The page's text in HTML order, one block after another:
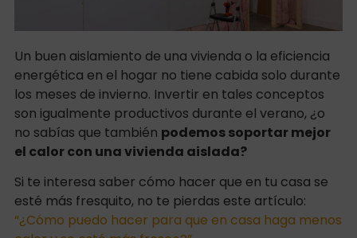
Un buen aislamiento de una vivienda o la eficiencia
energética en el hogar no tiene cabida solo durante
los meses de invierno. Invertir en tales conceptos
son igualmente productivos durante el verano, ¿o
no sabías que también podemos soportar mejor
el calor con una vivienda aislada?
Si te interesa saber cómo hacer que en tu casa se
esté más fresquito, no te pierdas este artículo:
“¿Cómo puedo hacer para que en casa haga menos